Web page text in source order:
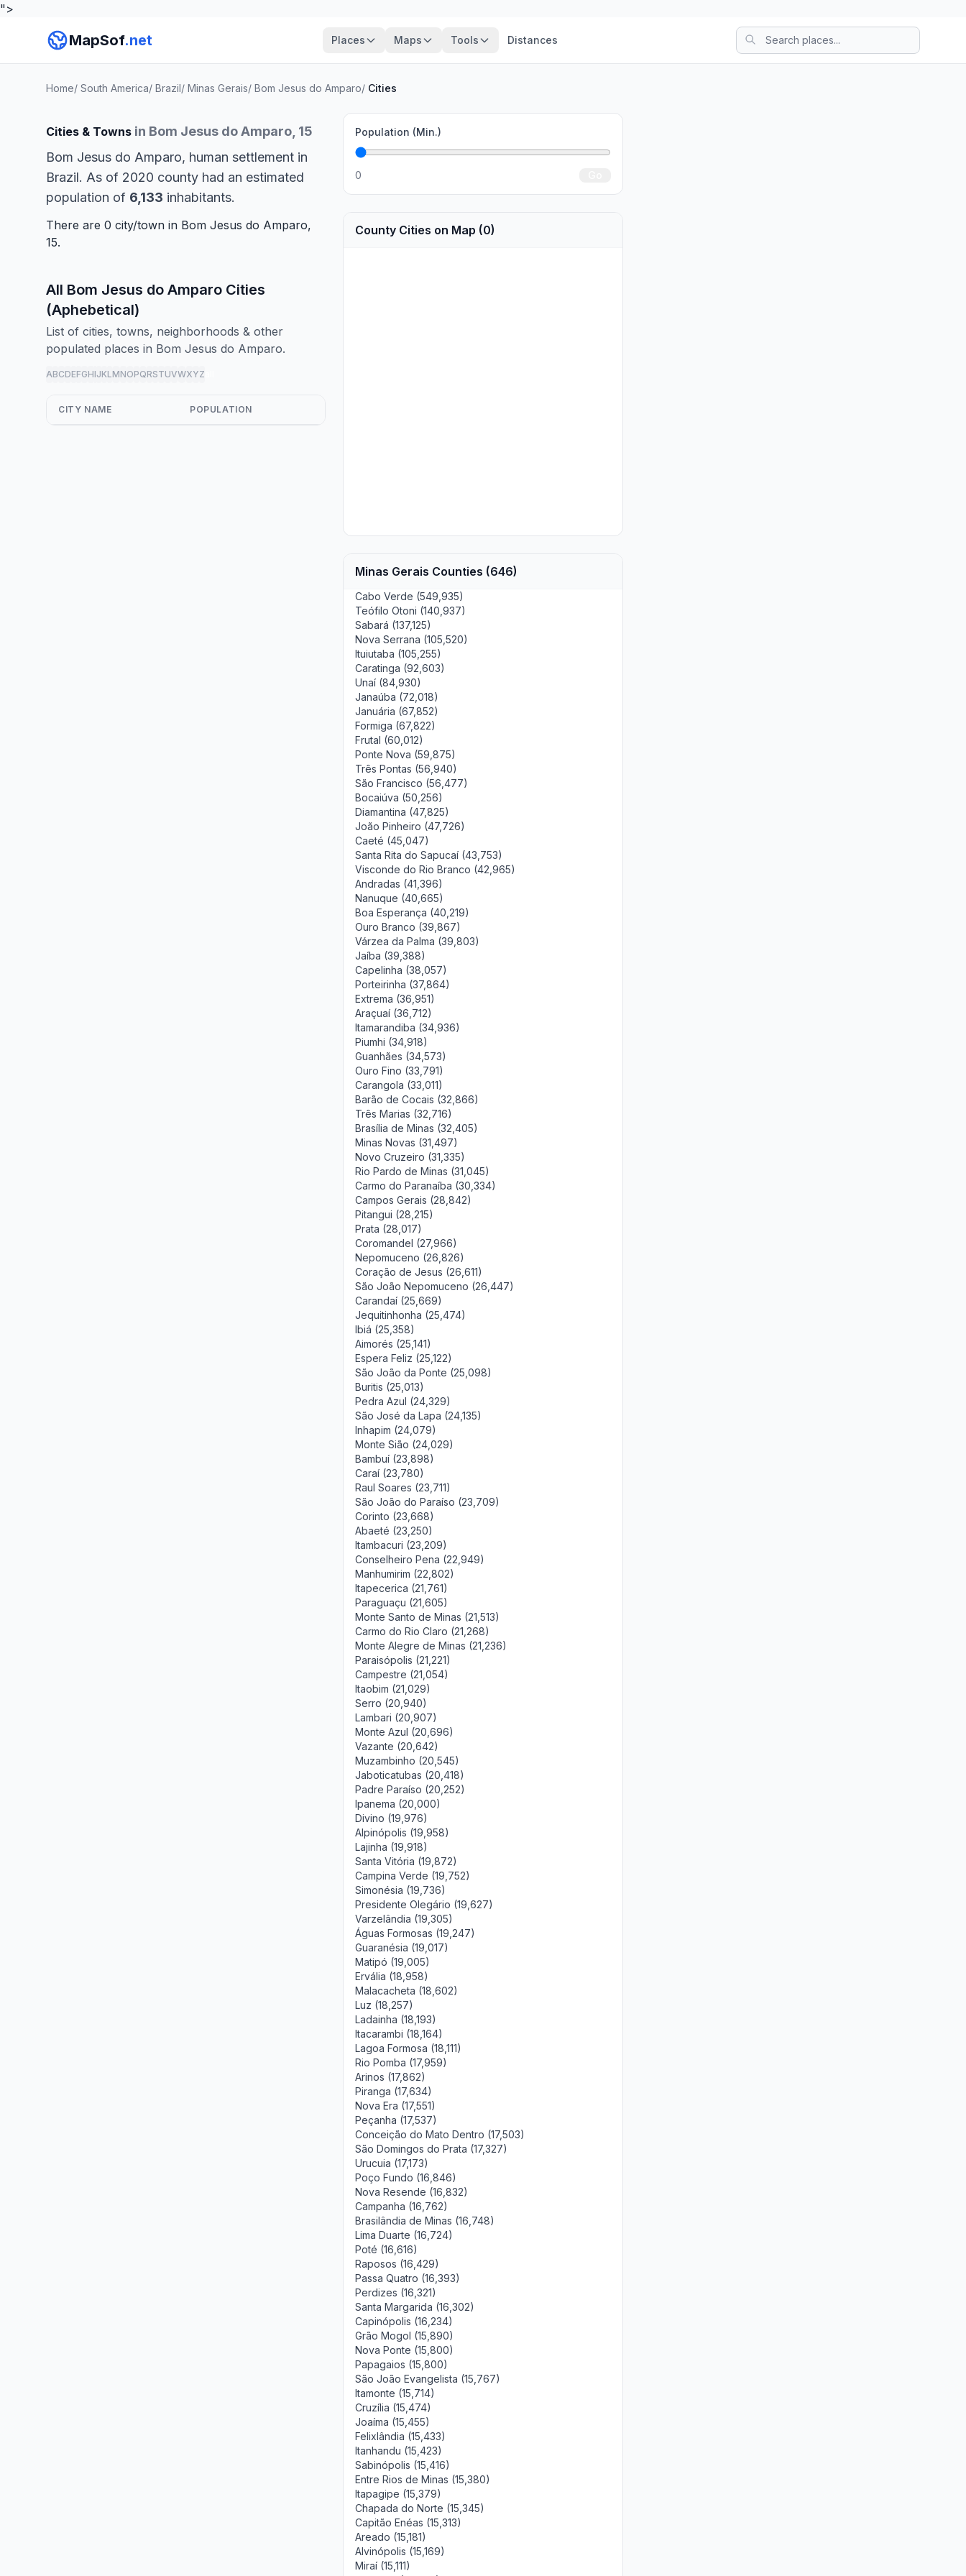
">
MapSof.net Places Maps Tools Distances
Home/ South America/ Brazil/ Minas Gerais/ Bom Jesus do Amparo/ Cities
Cities & Towns in Bom Jesus do Amparo, 15
Bom Jesus do Amparo, human settlement in
Brazil. As of 2020 county had an estimated
population of 6,133 inhabitants.
There are 0 city/town in Bom Jesus do Amparo,
15.
All Bom Jesus do Amparo Cities
(Aphebetical)
List of cities, towns, neighborhoods & other
populated places in Bom Jesus do Amparo.
ABCDEFGHIJKLMNOPQRSTUVWXYZ
CITY NAME POPULATION
Population (Min.)
0
County Cities on Map (0)
Minas Gerais Counties (646)
Cabo Verde (549,935)
Teófilo Otoni (140,937)
Sabará (137,125)
Nova Serrana (105,520)
Ituiutaba (105,255)
Caratinga (92,603)
Unaí (84,930)
Janaúba (72,018)
Januária (67,852)
Formiga (67,822)
Frutal (60,012)
Ponte Nova (59,875)
Três Pontas (56,940)
São Francisco (56,477)
Bocaiúva (50,256)
Diamantina (47,825)
João Pinheiro (47,726)
Caeté (45,047)
Santa Rita do Sapucaí (43,753)
Visconde do Rio Branco (42,965)
Andradas (41,396)
Nanuque (40,665)
Boa Esperança (40,219)
Ouro Branco (39,867)
Várzea da Palma (39,803)
Jaíba (39,388)
Capelinha (38,057)
Porteirinha (37,864)
Extrema (36,951)
Araçuaí (36,712)
Itamarandiba (34,936)
Piumhi (34,918)
Guanhães (34,573)
Ouro Fino (33,791)
Carangola (33,011)
Barão de Cocais (32,866)
Três Marias (32,716)
Brasília de Minas (32,405)
Minas Novas (31,497)
Novo Cruzeiro (31,335)
Rio Pardo de Minas (31,045)
Carmo do Paranaíba (30,334)
Campos Gerais (28,842)
Pitangui (28,215)
Prata (28,017)
Coromandel (27,966)
Nepomuceno (26,826)
Coração de Jesus (26,611)
São João Nepomuceno (26,447)
Carandaí (25,669)
Jequitinhonha (25,474)
Ibiá (25,358)
Aimorés (25,141)
Espera Feliz (25,122)
São João da Ponte (25,098)
Buritis (25,013)
Pedra Azul (24,329)
São José da Lapa (24,135)
Inhapim (24,079)
Monte Sião (24,029)
Bambuí (23,898)
Caraí (23,780)
Raul Soares (23,711)
São João do Paraíso (23,709)
Corinto (23,668)
Abaeté (23,250)
Itambacuri (23,209)
Conselheiro Pena (22,949)
Manhumirim (22,802)
Itapecerica (21,761)
Paraguaçu (21,605)
Monte Santo de Minas (21,513)
Carmo do Rio Claro (21,268)
Monte Alegre de Minas (21,236)
Paraisópolis (21,221)
Campestre (21,054)
Itaobim (21,029)
Serro (20,940)
Lambari (20,907)
Monte Azul (20,696)
Vazante (20,642)
Muzambinho (20,545)
Jaboticatubas (20,418)
Padre Paraíso (20,252)
Ipanema (20,000)
Divino (19,976)
Alpinópolis (19,958)
Lajinha (19,918)
Santa Vitória (19,872)
Campina Verde (19,752)
Simonésia (19,736)
Presidente Olegário (19,627)
Varzelândia (19,305)
Águas Formosas (19,247)
Guaranésia (19,017)
Matipó (19,005)
Ervália (18,958)
Malacacheta (18,602)
Luz (18,257)
Ladainha (18,193)
Itacarambi (18,164)
Lagoa Formosa (18,111)
Rio Pomba (17,959)
Arinos (17,862)
Piranga (17,634)
Nova Era (17,551)
Peçanha (17,537)
Conceição do Mato Dentro (17,503)
São Domingos do Prata (17,327)
Urucuia (17,173)
Poço Fundo (16,846)
Nova Resende (16,832)
Campanha (16,762)
Brasilândia de Minas (16,748)
Lima Duarte (16,724)
Poté (16,616)
Raposos (16,429)
Passa Quatro (16,393)
Perdizes (16,321)
Santa Margarida (16,302)
Capinópolis (16,234)
Grão Mogol (15,890)
Nova Ponte (15,800)
Papagaios (15,800)
São João Evangelista (15,767)
Itamonte (15,714)
Cruzília (15,474)
Joaíma (15,455)
Felixlândia (15,433)
Itanhandu (15,423)
Sabinópolis (15,416)
Entre Rios de Minas (15,380)
Itapagipe (15,379)
Chapada do Norte (15,345)
Capitão Enéas (15,313)
Areado (15,181)
Alvinópolis (15,169)
Miraí (15,111)